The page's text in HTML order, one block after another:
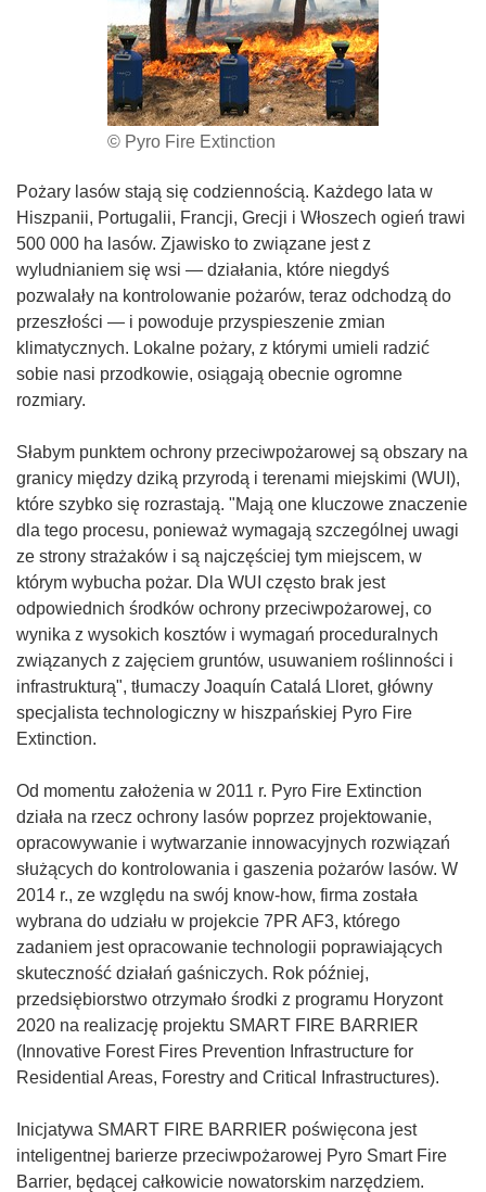
© Pyro Fire Extinction
Pożary lasów stają się codziennością. Każdego lata w
Hiszpanii, Portugalii, Francji, Grecji i Włoszech ogień trawi
500 000 ha lasów. Zjawisko to związane jest z
wyludnianiem się wsi — działania, które niegdyś
pozwalały na kontrolowanie pożarów, teraz odchodzą do
przeszłości — i powoduje przyspieszenie zmian
klimatycznych. Lokalne pożary, z którymi umieli radzić
sobie nasi przodkowie, osiągają obecnie ogromne
rozmiary.
Słabym punktem ochrony przeciwpożarowej są obszary na
granicy między dziką przyrodą i terenami miejskimi (WUI),
które szybko się rozrastają. "Mają one kluczowe znaczenie
dla tego procesu, ponieważ wymagają szczególnej uwagi
ze strony strażaków i są najczęściej tym miejscem, w
którym wybucha pożar. Dla WUI często brak jest
odpowiednich środków ochrony przeciwpożarowej, co
wynika z wysokich kosztów i wymagań proceduralnych
związanych z zajęciem gruntów, usuwaniem roślinności i
infrastrukturą", tłumaczy Joaquín Catalá Lloret, główny
specjalista technologiczny w hiszpańskiej Pyro Fire
Extinction.
Od momentu założenia w 2011 r. Pyro Fire Extinction
działa na rzecz ochrony lasów poprzez projektowanie,
opracowywanie i wytwarzanie innowacyjnych rozwiązań
służących do kontrolowania i gaszenia pożarów lasów. W
2014 r., ze względu na swój know-how, firma została
wybrana do udziału w projekcie 7PR AF3, którego
zadaniem jest opracowanie technologii poprawiających
skuteczność działań gaśniczych. Rok później,
przedsiębiorstwo otrzymało środki z programu Horyzont
2020 na realizację projektu SMART FIRE BARRIER
(Innovative Forest Fires Prevention Infrastructure for
Residential Areas, Forestry and Critical Infrastructures).
Inicjatywa SMART FIRE BARRIER poświęcona jest
inteligentnej barierze przeciwpożarowej Pyro Smart Fire
Barrier, będącej całkowicie nowatorskim narzędziem.